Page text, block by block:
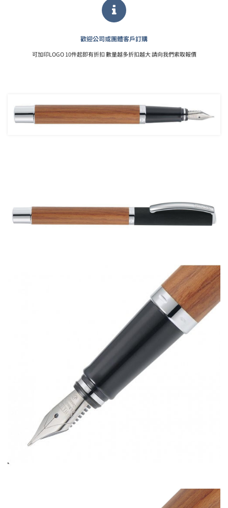
歡迎公司或團體客戶訂購
可加印LOGO 10件起即有折扣 數量越多折扣越大 請向我們索取報價